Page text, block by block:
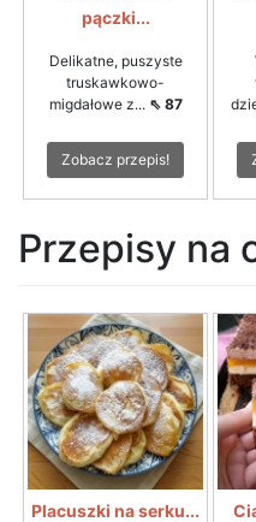
pączki...
Delikatne, puszyste
truskawkowo-
migdałowe z... ⇖ 87
Zobacz przepis!
Przepisy na
Placuszki na serku...